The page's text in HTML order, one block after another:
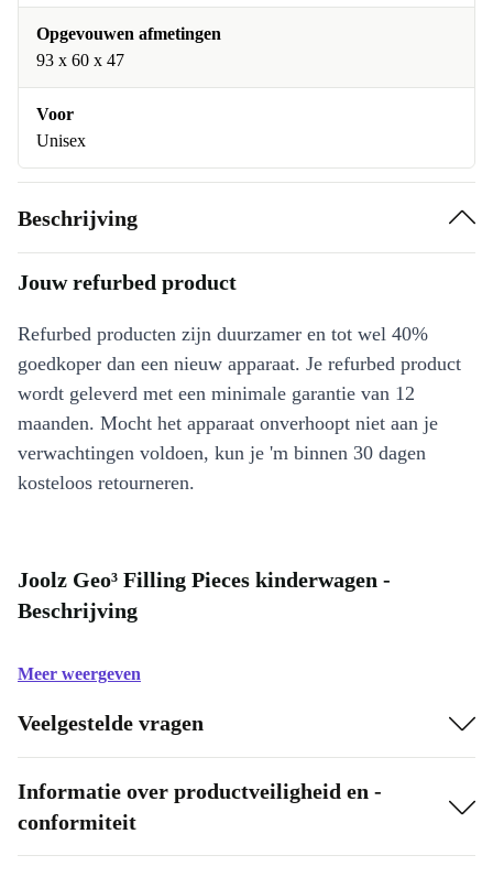
Opgevouwen afmetingen
93 x 60 x 47
Voor
Unisex
Beschrijving
Jouw refurbed product
Refurbed producten zijn duurzamer en tot wel 40%
goedkoper dan een nieuw apparaat. Je refurbed product
wordt geleverd met een minimale garantie van 12
maanden. Mocht het apparaat onverhoopt niet aan je
verwachtingen voldoen, kun je 'm binnen 30 dagen
kosteloos retourneren.
Joolz Geo³ Filling Pieces kinderwagen -
Beschrijving
Meer weergeven
Veelgestelde vragen
Informatie over productveiligheid en -
conformiteit